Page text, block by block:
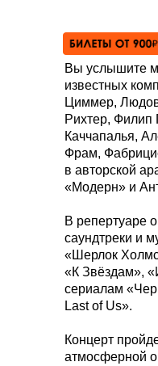
Вы услышите
известных
Циммер,
Рихтер, Филип
Каччапалья,
Фрам,
в авторской
«Модерн» и
В репертуаре
саундтреки и
«Шерлок
«К Звёздам»,
сериалам
Last of Us».
Концерт
атмосферной